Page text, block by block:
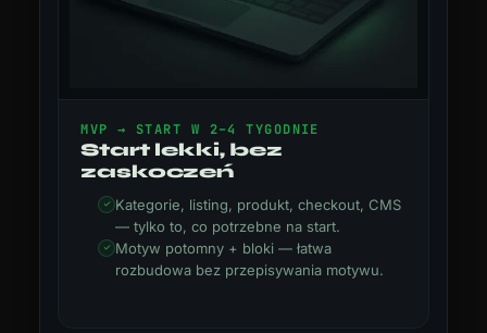
MVP → START W 2–4 TYGODNIE
Start lekki, bez
zaskoczeń
Kategorie, listing, produkt, checkout, CMS
— tylko to, co potrzebne na start.
Motyw potomny + bloki — łatwa
rozbudowa bez przepisywania motywu.